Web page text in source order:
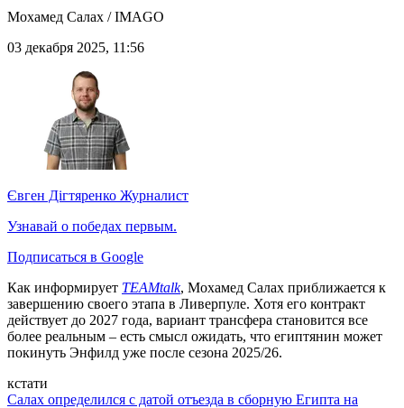
Мохамед Салах / IMAGO
03 декабря 2025, 11:56
Євген Дігтяренко Журналист
Узнавай о победах первым.
Подписаться в Google
Как информирует TEAMtalk, Мохамед Салах приближается к
завершению своего этапа в Ливерпуле. Хотя его контракт
действует до 2027 года, вариант трансфера становится все
более реальным – есть смысл ожидать, что египтянин может
покинуть Энфилд уже после сезона 2025/26.
кстати
Салах определился с датой отъезда в сборную Египта на